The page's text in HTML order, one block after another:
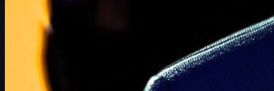
nhỏ nhưng rất hiệu quả với Counter-Strike:
với phong cách art nổi bật.
mang các biểu tượng quen thuộc trong Half-
Thời điểm đó chưa có charms, nhưng rõ ràng ý
tưởng "treo linh vật Half-Life trên súng" đã được cộng